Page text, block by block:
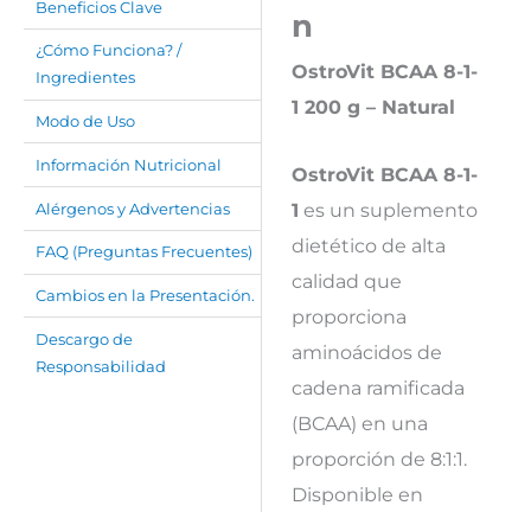
Beneficios Clave
¿Cómo Funciona? /
Ingredientes
Modo de Uso
Información Nutricional
Alérgenos y Advertencias
FAQ (Preguntas Frecuentes)
Cambios en la Presentación.
Descargo de
Responsabilidad
n
OstroVit BCAA 8-1-
1 200 g – Natural
OstroVit BCAA 8-1-
1 es un suplemento
dietético de alta
calidad que
proporciona
aminoácidos de
cadena ramificada
(BCAA) en una
proporción de 8:1:1.
Disponible en